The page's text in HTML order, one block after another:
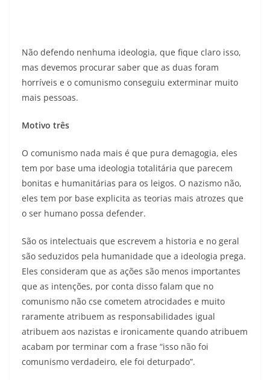
Não defendo nenhuma ideologia, que fique claro isso,
mas devemos procurar saber que as duas foram
horríveis e o comunismo conseguiu exterminar muito
mais pessoas.
Motivo três
O comunismo nada mais é que pura demagogia, eles
tem por base uma ideologia totalitária que parecem
bonitas e humanitárias para os leigos. O nazismo não,
eles tem por base explicita as teorias mais atrozes que
o ser humano possa defender.
São os intelectuais que escrevem a historia e no geral
são seduzidos pela humanidade que a ideologia prega.
Eles consideram que as ações são menos importantes
que as intenções, por conta disso falam que no
comunismo não cse cometem atrocidades e muito
raramente atribuem as responsabilidades igual
atribuem aos nazistas e ironicamente quando atribuem
acabam por terminar com a frase “isso não foi
comunismo verdadeiro, ele foi deturpado”.